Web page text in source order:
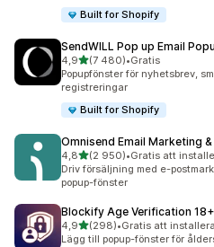
Built for Shopify
SendWILL Pop up Email
4,9av 5 stjärnor
(7 480)
7480 recensioner totalt
•Gratis
Popupfönster för nyhetsbrev,
registreringar
Built for Shopify
Omnisend Email Marketing &
4,8av 5 stjärnor
(2 950)
2950 recensioner totalt
•Gratis att
Driv försäljning med e-
popup-fönster
Blockify Age Verification 18+
4,9av 5 stjärnor
(298)
298 recensioner totalt
•Gratis att installera
Lägg till popup-fönster för